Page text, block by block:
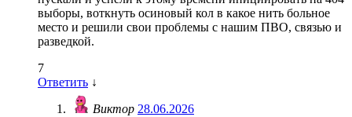
выборы, воткнуть осиновый кол в какое нить больное
место и решили свои проблемы с нашим ПВО, связью и
разведкой.
7
Ответить ↓
Виктор 28.06.2026